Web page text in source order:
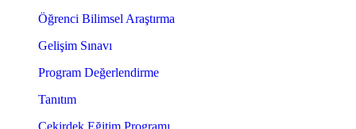
Öğrenci Bilimsel Araştırma
Gelişim Sınavı
Program Değerlendirme
Tanıtım